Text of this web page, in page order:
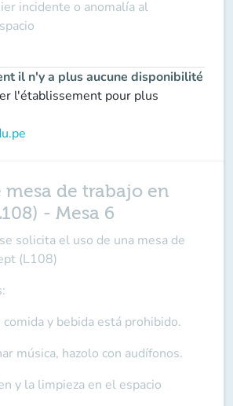
incidente o anomalía al
il n'y a plus aucune disponibilité
l'établissement pour plus
mesa de trabajo en
- Mesa 6
solicita el uso de una mesa de
(L108)
y bebida está prohibido.
música, hazolo con audífonos.
y la limpieza en el espacio